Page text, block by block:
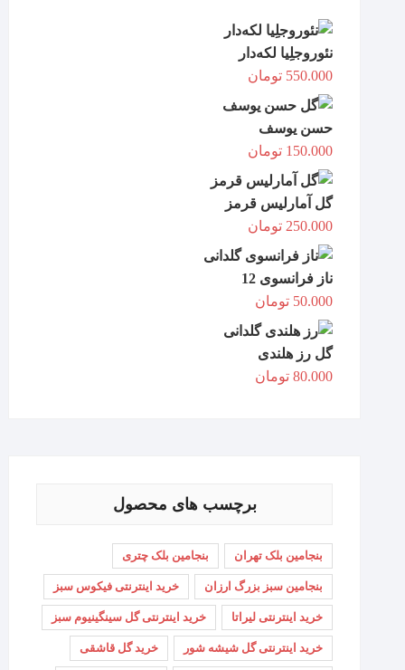
نئوروجلِیا لکه‌دار
550.000 تومان
حسن یوسف
150.000 تومان
گل آمارلیس قرمز
250.000 تومان
ناز فرانسوی 12
50.000 تومان
گل رز هلندی
80.000 تومان
برچسب های محصول
بنجامین بلک تهران بنجامین بلک چتری
بنجامین سبز بزرگ ارزان خرید اینترنتی فیکوس سبز
خرید اینترنتی لیراتا خرید اینترنتی گل سینگینیوم سبز
خرید اینترنتی گل شیشه شور خرید گل قاشقی